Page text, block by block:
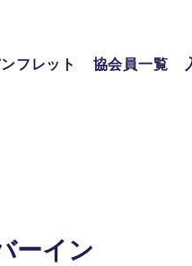
フレット 協会員一覧
ーイン